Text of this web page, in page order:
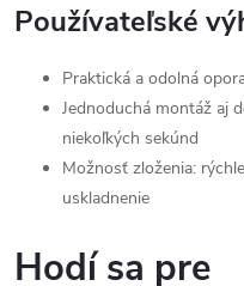
Používateľské
Praktická a odolná
Jednoduchá montáž aj
niekoľkých sekúnd
Možnosť zloženia:
uskladnenie
Hodí sa pre